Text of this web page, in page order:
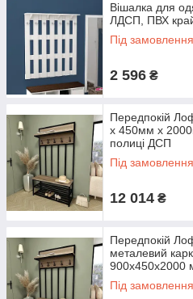
Вішалка для
ЛДСП, ПВХ
Під замовлення
2 596 ₴
Передпокій
x 450мм x
полиці ДСП
Під замовлення
12 014 ₴
Передпокій
металевий
900x450x2000
Під замовлення